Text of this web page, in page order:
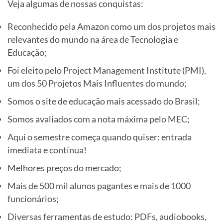
Veja algumas de nossas conquistas:
Reconhecido pela Amazon como um dos projetos mais
relevantes do mundo na área de Tecnologia e
Educação;
Foi eleito pelo Project Management Institute (PMI),
um dos 50 Projetos Mais Influentes do mundo;
Somos o site de educação mais acessado do Brasil;
Somos avaliados com a nota máxima pelo MEC;
Aqui o semestre começa quando quiser: entrada
imediata e contínua!
Melhores preços do mercado;
Mais de 500 mil alunos pagantes e mais de 1000
funcionários;
Diversas ferramentas de estudo: PDFs, audiobooks,